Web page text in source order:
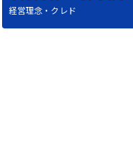
経営理念・クレド